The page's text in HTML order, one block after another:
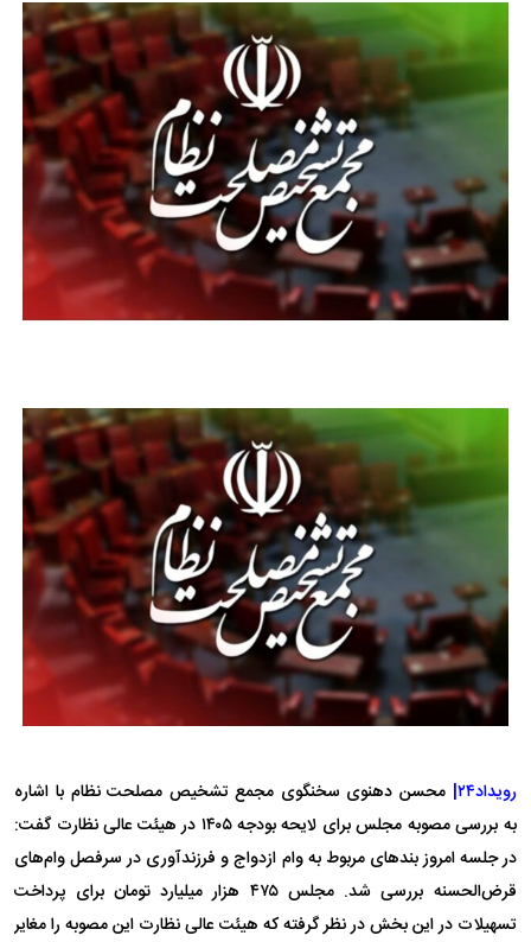
رویداد۲۴|
محسن دهنوی سخنگوی مجمع تشخیص مصلحت نظام با اشاره
به بررسی مصوبه مجلس برای لایحه بودجه ۱۴۰۵ در هیئت عالی نظارت گفت:
در جلسه امروز بندهای مربوط به وام ازدواج و فرزندآوری در سرفصل وام‌های
قرض‌الحسنه بررسی شد. مجلس ۴۷۵ هزار میلیارد تومان برای پرداخت
تسهیلات در این بخش در نظر گرفته که هیئت عالی نظارت این مصوبه را مغایر